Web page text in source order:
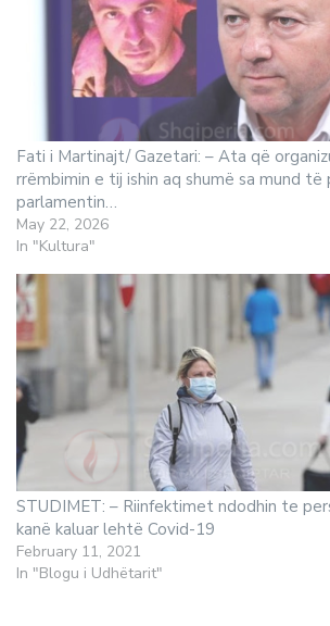
Fati i Martinajt/ Gazetari: – Ata që
rrëmbimin e tij ishin aq shumë sa mund të
parlamentin…
May 22, 2026
In "Kultura"
STUDIMET: – Riinfektimet ndodhin te
kanë kaluar lehtë Covid-19
February 11, 2021
In "Blogu i Udhëtarit"